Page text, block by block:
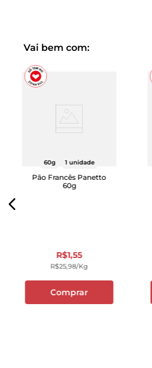
Vai bem com:
60g 1 unidade
Pão Francês Panetto
60g
R$1,55
R$25,98/kg
Comprar